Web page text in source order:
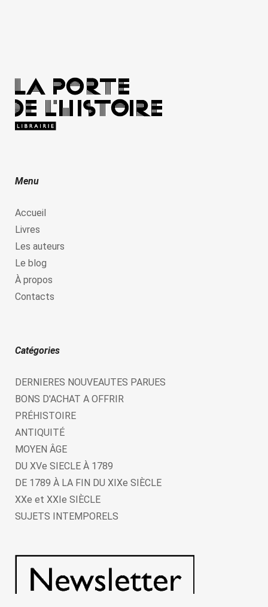
Menu
Accueil
Livres
Les auteurs
Le blog
À propos
Contacts
Catégories
DERNIERES NOUVEAUTES PARUES
BONS D'ACHAT A OFFRIR
PRÉHISTOIRE
ANTIQUITÉ
MOYEN ÂGE
DU XVe SIECLE À 1789
DE 1789 À LA FIN DU XIXe SIÈCLE
XXe et XXIe SIÈCLE
SUJETS INTEMPORELS